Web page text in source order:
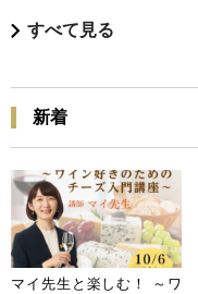
すべて見る
新着
マイ先生と楽しむ！ ～ワ